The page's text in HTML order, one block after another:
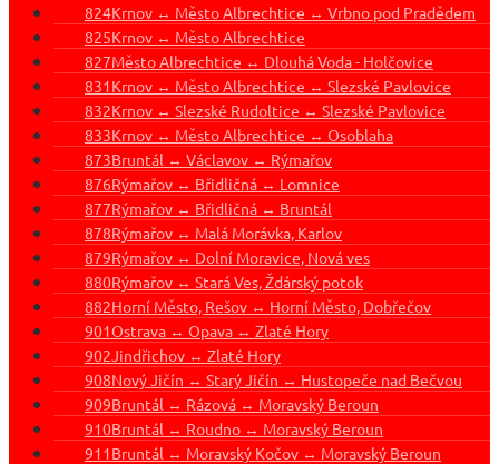
824Krnov ↔ Město Albrechtice ↔ Vrbno pod Pradědem
825Krnov ↔ Město Albrechtice
827Město Albrechtice ↔ Dlouhá Voda - Holčovice
831Krnov ↔ Město Albrechtice ↔ Slezské Pavlovice
832Krnov ↔ Slezské Rudoltice ↔ Slezské Pavlovice
833Krnov ↔ Město Albrechtice ↔ Osoblaha
873Bruntál ↔ Václavov ↔ Rýmařov
876Rýmařov ↔ Břidličná ↔ Lomnice
877Rýmařov ↔ Břidličná ↔ Bruntál
878Rýmařov ↔ Malá Morávka, Karlov
879Rýmařov ↔ Dolní Moravice, Nová ves
880Rýmařov ↔ Stará Ves, Ždárský potok
882Horní Město, Rešov ↔ Horní Město, Dobřečov
901Ostrava ↔ Opava ↔ Zlaté Hory
902Jindřichov ↔ Zlaté Hory
908Nový Jičín ↔ Starý Jičín ↔ Hustopeče nad Bečvou
909Bruntál ↔ Rázová ↔ Moravský Beroun
910Bruntál ↔ Roudno ↔ Moravský Beroun
911Bruntál ↔ Moravský Kočov ↔ Moravský Beroun